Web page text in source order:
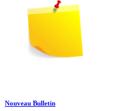
Nouveau Bulletin